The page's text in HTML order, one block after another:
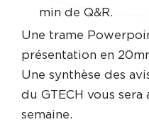
min de Q&R.
Une trame
présentation en
Une synthèse des
du GTECH vous sera
semaine.